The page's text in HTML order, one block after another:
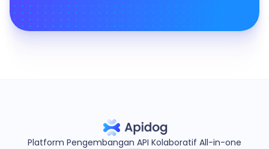
Platform Pengembangan API Kolaboratif All-in-one